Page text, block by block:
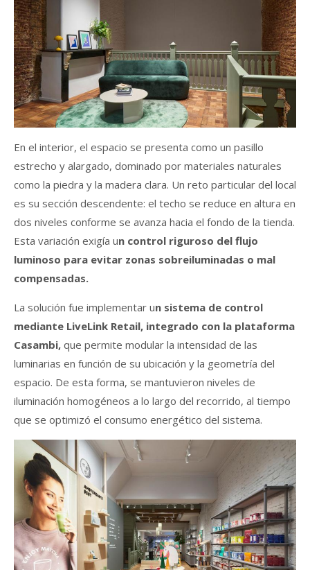
En el interior, el espacio se presenta como un pasillo
estrecho y alargado, dominado por materiales naturales
como la piedra y la madera clara. Un reto particular del local
es su sección descendente: el techo se reduce en altura en
dos niveles conforme se avanza hacia el fondo de la tienda.
Esta variación exigía un control riguroso del flujo
luminoso para evitar zonas sobreiluminadas o mal
compensadas.
La solución fue implementar un sistema de control
mediante LiveLink Retail, integrado con la plataforma
Casambi, que permite modular la intensidad de las
luminarias en función de su ubicación y la geometría del
espacio. De esta forma, se mantuvieron niveles de
iluminación homogéneos a lo largo del recorrido, al tiempo
que se optimizó el consumo energético del sistema.